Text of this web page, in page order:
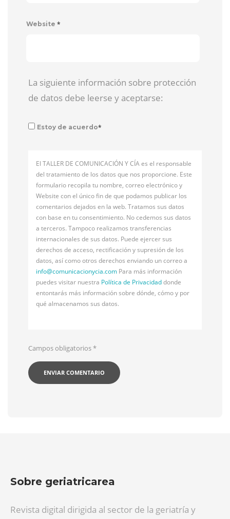
Website *
La siguiente información sobre protección
de datos debe leerse y aceptarse:
Estoy de acuerdo*
El TALLER DE COMUNICACIÓN Y CÍA es el responsable
del tratamiento de los datos que nos proporcione. Este
formulario recopila tu nombre, correo electrónico y
Website con el único fin de que podamos publicar los
comentarios dejados en la web. Tratamos sus datos
con base en tu consentimiento. No cedemos sus datos
a terceros. Tampoco realizamos transferencias
internacionales de sus datos. Puede ejercer sus
derechos de acceso, rectificación y supresión de los
datos, así como otros derechos enviando un correo a
info@comunicacionycia.com Para más información
puedes visitar nuestra Política de Privacidaddonde
entontarás más información sobre dónde, cómo y por
qué almacenamos sus datos.
Campos obligatorios*
Sobre geriatricarea
Revista digital dirigida al sector de la geriatría y